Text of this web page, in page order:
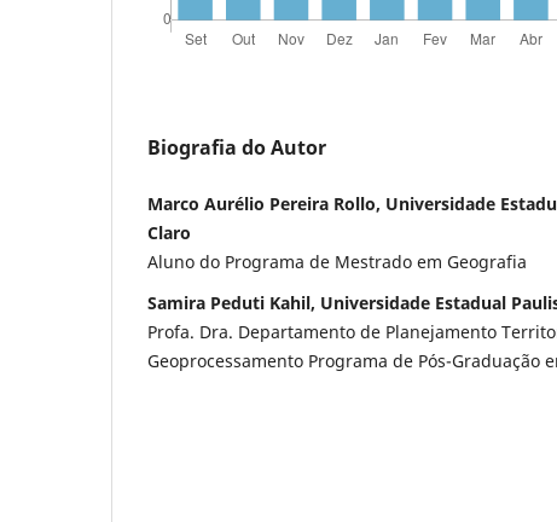
Biografia do Autor
Marco Aurélio Pereira Rollo, Universidade
Claro
Aluno do Programa de Mestrado em Geografia
Samira Peduti Kahil, Universidade Estadual
Profa. Dra. Departamento de Planejamento
Geoprocessamento Programa de Pós-Graduação